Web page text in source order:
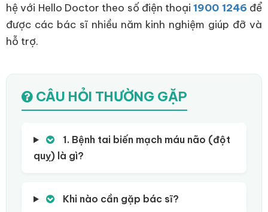
hệ với Hello Doctor theo số điện thoại1900 1246 để
được các bác sĩ nhiều năm kinh nghiệm giúp đỡ và
hỗ trợ.
CÂU HỎI THƯỜNG GẶP
1. Bệnh tai biến mạch máu não (đột
quỵ) là gì?
Khi nào cần gặp bác sĩ?